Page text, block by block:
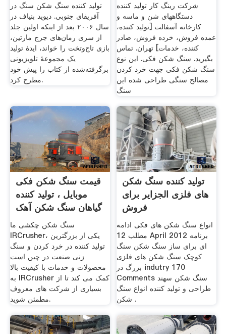
تولید کننده سنگ شکن سنگ در
آفریقای جنوبی. دیوید بنیاف در
سال ۲۰۰۶ بعد از اینکه اولین جلد
از سری رمان‌های جرج مارتین،
بازی تاج‌وتخت را خواند، ایدهٔ تولید
یک مجموعهٔ تلویزیونی
برگرفته‌شده از کتاب را پیش خود
مطرح کرد.
شرکت رینگ کار تولید کننده
دستگاههای شن و ماسه و
کارخانه آسفالت [تولید کننده،
عمده فروش، خرده فروش، صادر
کننده، خدمات] تهران. تماس
بگیرید. سنگ شکن فکی. این نوع
سنگ شکن فکی جهت خرد کردن
مصالح سنگی طراحی شده این
سنگ
قیمت سنگ شکن فکی
موبایل ، تولید کننده
گیاهان سنگ شکن آهک
سنگ شکن چکشی ما
IRCrusher، یکی از بزرگترین
تولید کننده در خرد کردن و سنگ
زنی صنعت در چین است
محصولات و خدمات با کیفیت بالا
به IRCrusher کمک می کند تا از
بسیاری از شرکت های معروف
مطمئن شوید.
تولید کننده سنگ شکن
های فلزی الجزایر برای
فروش
انواع سنگ شکن های فکی ادامه
مطلب 12 April 2012 برنامه
ای برای ساز سنگ شکن سنگ
کوچک سنگ شکن های فلزی
بزرگ در indutry 170
Comments سنگ شکن سهند
طراحی و تولید کننده انواع سنگ
شکن .